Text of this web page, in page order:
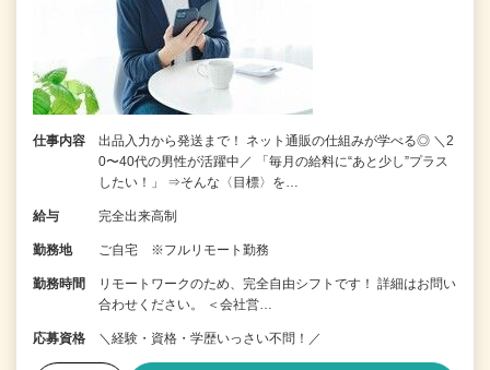
仕事内容
出品入力から発送まで！ ネット通販の仕組みが学べる◎ ＼2
0〜40代の男性が活躍中／ 「毎月の給料に“あと少し”プラス
したい！」 ⇒そんな〈目標〉を…
給与 完全出来高制
勤務地 ご自宅 ※フルリモート勤務
勤務時間
リモートワークのため、完全自由シフトです！ 詳細はお問い
合わせください。 ＜会社営…
応募資格 ＼経験・資格・学歴いっさい不問！／